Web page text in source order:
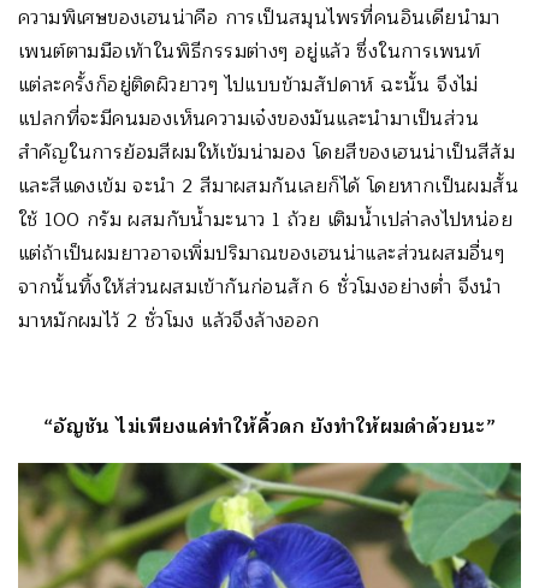
ความพิเศษของเฮนน่าคือ การเป็นสมุนไพรที่คนอินเดียนำมา
เพนต์ตามมือเท้าในพิธีกรรมต่างๆ อยู่แล้ว ซึ่งในการเพนท์
แต่ละครั้งก็อยู่ติดผิวยาวๆ ไปแบบข้ามสัปดาห์ ฉะนั้น จึงไม่
แปลกที่จะมีคนมองเห็นความเจ๋งของมันและนำมาเป็นส่วน
สำคัญในการย้อมสีผมให้เข้มน่ามอง โดยสีของเฮนน่าเป็นสีส้ม
และสีแดงเข้ม จะนำ 2 สีมาผสมกันเลยก็ได้ โดยหากเป็นผมสั้น
ใช้ 100 กรัม ผสมกับน้ำมะนาว 1 ถ้วย เติมน้ำเปล่าลงไปหน่อย
แต่ถ้าเป็นผมยาวอาจเพิ่มปริมาณของเฮนน่าและส่วนผสมอื่นๆ
จากนั้นทิ้งให้ส่วนผสมเข้ากันก่อนสัก 6 ชั่วโมงอย่างต่ำ จึงนำ
มาหมักผมไว้ 2 ชั่วโมง แล้วจึงล้างออก
“อัญชัน ไม่เพียงแค่ทำให้คิ้วดก ยังทำให้ผมดำด้วยนะ”